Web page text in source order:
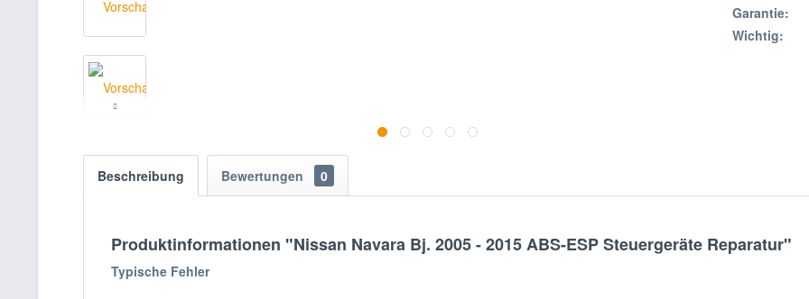
Garantie:
Wichtig:
Beschreibung Bewertungen 0
Produktinformationen "Nissan Navara Bj. 2005 - 2015 ABS-ESP Steuergeräte Reparatur"
Typische Fehler